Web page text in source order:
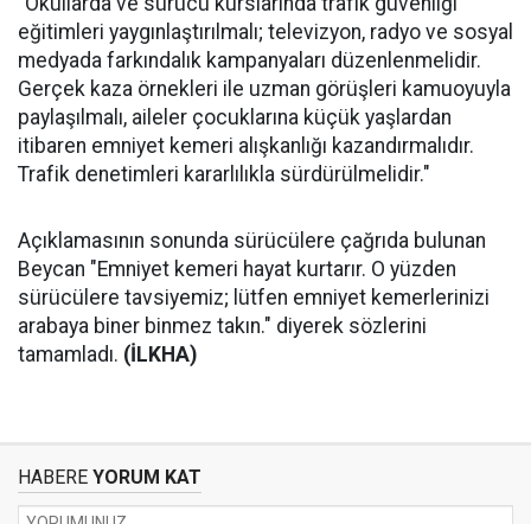
eğitimleri yaygınlaştırılmalı; televizyon, radyo ve sosyal
medyada farkındalık kampanyaları düzenlenmelidir.
Gerçek kaza örnekleri ile uzman görüşleri kamuoyuyla
paylaşılmalı, aileler çocuklarına küçük yaşlardan
itibaren emniyet kemeri alışkanlığı kazandırmalıdır.
Trafik denetimleri kararlılıkla sürdürülmelidir."
Açıklamasının sonunda sürücülere çağrıda bulunan
Beycan "Emniyet kemeri hayat kurtarır. O yüzden
sürücülere tavsiyemiz; lütfen emniyet kemerlerinizi
arabaya biner binmez takın." diyerek sözlerini
tamamladı. (İLKHA)
HABERE YORUM KAT